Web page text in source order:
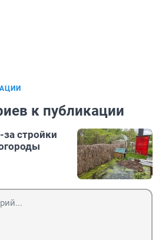
к публикации
стройки